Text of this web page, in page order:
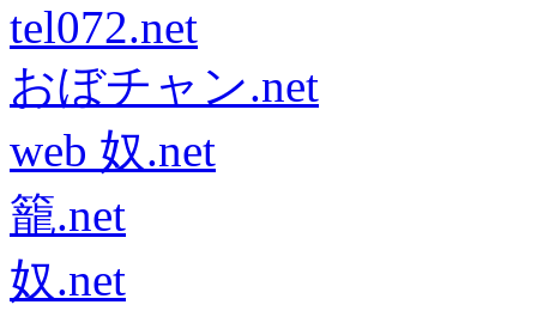
tel072.net
おぼチャン.net
web 奴.net
籠.net
奴.net